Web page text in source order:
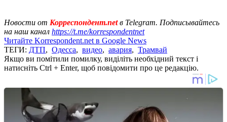
Новости от Корреспондент.netв Telegram. Подписывайтесь
на наш канал https://t.me/korrespondentnet
Читайте Korrespondent.net в Google News
ТЕГИ: ДТП, Одесса, видео, авария, Трамвай
Якщо ви помітили помилку, виділіть необхідний текст і
натисніть Ctrl + Enter, щоб повідомити про це редакцію.